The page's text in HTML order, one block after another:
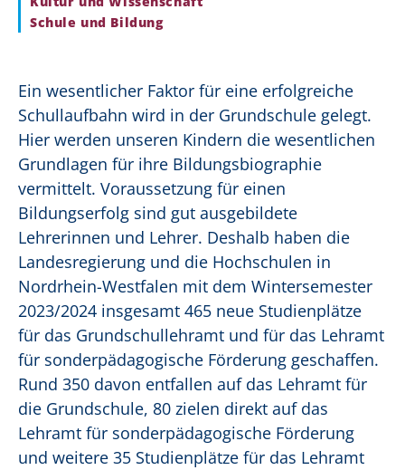
Schule und Bildung
Ein wesentlicher Faktor für eine erfolgreiche
Schullaufbahn wird in der Grundschule gelegt.
Hier werden unseren Kindern die wesentlichen
Grundlagen für ihre Bildungsbiographie
vermittelt. Voraussetzung für einen
Bildungserfolg sind gut ausgebildete
Lehrerinnen und Lehrer. Deshalb haben die
Landesregierung und die Hochschulen in
Nordrhein-Westfalen mit dem Wintersemester
2023/2024 insgesamt 465 neue Studienplätze
für das Grundschullehramt und für das Lehramt
für sonderpädagogische Förderung geschaffen.
Rund 350 davon entfallen auf das Lehramt für
die Grundschule, 80 zielen direkt auf das
Lehramt für sonderpädagogische Förderung
und weitere 35 Studienplätze für das Lehramt